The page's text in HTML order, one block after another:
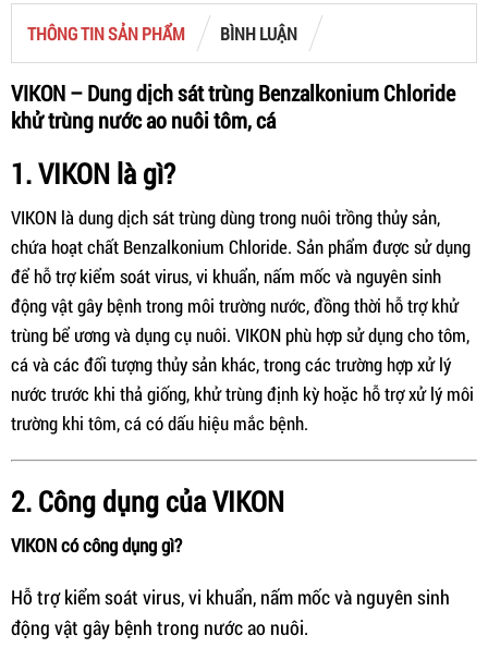
THÔNG TIN SẢN PHẨM BÌNH LUẬN
VIKON – Dung dịch sát trùng Benzalkonium Chloride
khử trùng nước ao nuôi tôm, cá
1. VIKON là gì?
VIKON là dung dịch sát trùng dùng trong nuôi trồng thủy sản,
chứa hoạt chất Benzalkonium Chloride. Sản phẩm được sử dụng
để hỗ trợ kiểm soát virus, vi khuẩn, nấm mốc và nguyên sinh
động vật gây bệnh trong môi trường nước, đồng thời hỗ trợ khử
trùng bể ương và dụng cụ nuôi. VIKON phù hợp sử dụng cho tôm,
cá và các đối tượng thủy sản khác, trong các trường hợp xử lý
nước trước khi thả giống, khử trùng định kỳ hoặc hỗ trợ xử lý môi
trường khi tôm, cá có dấu hiệu mắc bệnh.
2. Công dụng của VIKON
VIKON có công dụng gì?
Hỗ trợ kiểm soát virus, vi khuẩn, nấm mốc và nguyên sinh
động vật gây bệnh trong nước ao nuôi.